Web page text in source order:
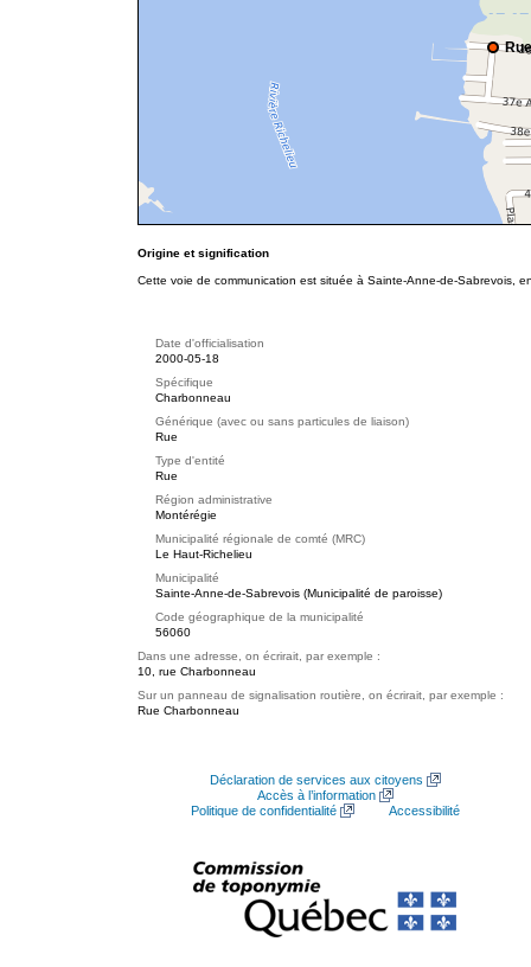
Origine et signification
Cette voie de communication est située à Sainte-Anne-de-Sabrevois,
Date d'officialisation
2000-05-18
Spécifique
Charbonneau
Générique (avec ou sans particules de liaison)
Rue
Type d'entité
Rue
Région administrative
Montérégie
Municipalité régionale de comté (MRC)
Le Haut-Richelieu
Municipalité
Sainte-Anne-de-Sabrevois (Municipalité de paroisse)
Code géographique de la municipalité
56060
Dans une adresse, on écrirait, par exemple :
10, rue Charbonneau
Sur un panneau de signalisation routière, on écrirait, par exemple :
Rue Charbonneau
Déclaration de services aux citoyens
Accès à l’information
Politique de confidentialité
Accessibilité